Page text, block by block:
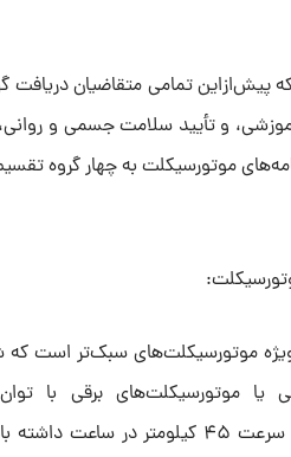
پیش‌ازاین تمامی متقاضیان
و تأیید سلامت جسمی و روانی،
موتورسیکلت به چهار گروه
ویژه موتورسیکلت‌های سبک‌تر است